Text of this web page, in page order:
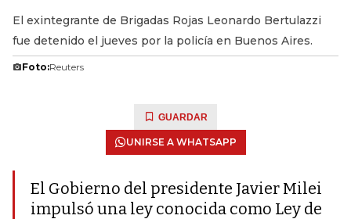
El exintegrante de Brigadas Rojas Leonardo Bertulazzi
fue detenido el jueves por la policía en Buenos Aires.
Foto:Reuters
GUARDAR
UNIRSE A WHATSAPP
El Gobierno del presidente Javier Milei
impulsó una ley conocida como Ley de